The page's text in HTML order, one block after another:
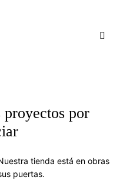
proyectos por
tienda está en obras
puertas.